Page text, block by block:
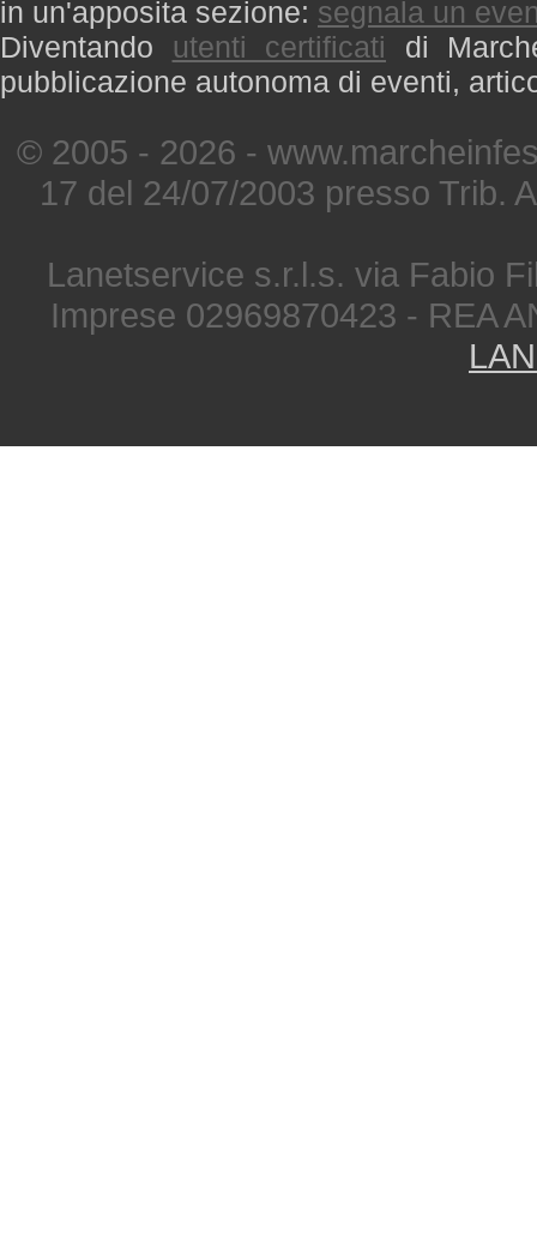
in un'apposita sezione: segnala un
Diventando utenti certificati di
pubblicazione autonoma di eventi,
© 2005 - 2026 -
17 del 24/07/2003 presso Trib.
Lanetservice s.r.l.s. via Fabio
Imprese 02969870423 - REA